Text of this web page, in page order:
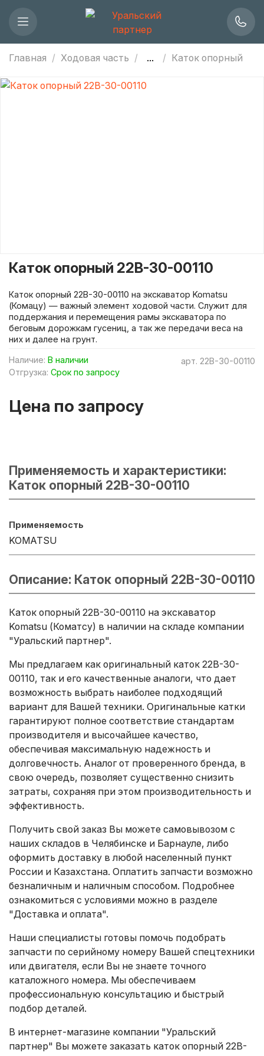
Главная Ходовая часть ... Каток опорный
арт. 22B-30-00110
Наличие: В наличии
Отгрузка: Срок по запросу
Каток опорный 22B-30-00110
Цена по запросу
Каток опорный 22B-30-00110 на экскаватор Komatsu
(Комацу) — важный элемент ходовой части. Служит для
поддержания и перемещения рамы экскаватора по
беговым дорожкам гусениц, а так же передачи веса на
них и далее на грунт.
Применяемость и характеристики:
Каток опорный 22B-30-00110
Применяемость
KOMATSU
Описание: Каток опорный 22B-30-00110
Каток опорный 22B-30-00110 на экскаватор
Komatsu (Коматсу) в наличии на складе компании
"Уральский партнер".
Мы предлагаем как оригинальный каток 22B-30-
00110, так и его качественные аналоги, что дает
возможность выбрать наиболее подходящий
вариант для Вашей техники. Оригинальные катки
гарантируют полное соответствие стандартам
производителя и высочайшее качество,
обеспечивая максимальную надежность и
долговечность. Аналог от проверенного бренда, в
свою очередь, позволяет существенно снизить
затраты, сохраняя при этом производительность и
эффективность.
Получить свой заказ Вы можете самовывозом с
наших складов в Челябинске и Барнауле, либо
оформить доставку в любой населенный пункт
России и Казахстана. Оплатить запчасти возможно
безналичным и наличным способом. Подробнее
ознакомиться с условиями можно в разделе
"Доставка и оплата".
Наши специалисты готовы помочь подобрать
запчасти по серийному номеру Вашей спецтехники
или двигателя, если Вы не знаете точного
каталожного номера. Мы обеспечиваем
профессиональную консультацию и быстрый
подбор деталей.
В интернет-магазине компании "Уральский
партнер" Вы можете заказать каток опорный 22B-